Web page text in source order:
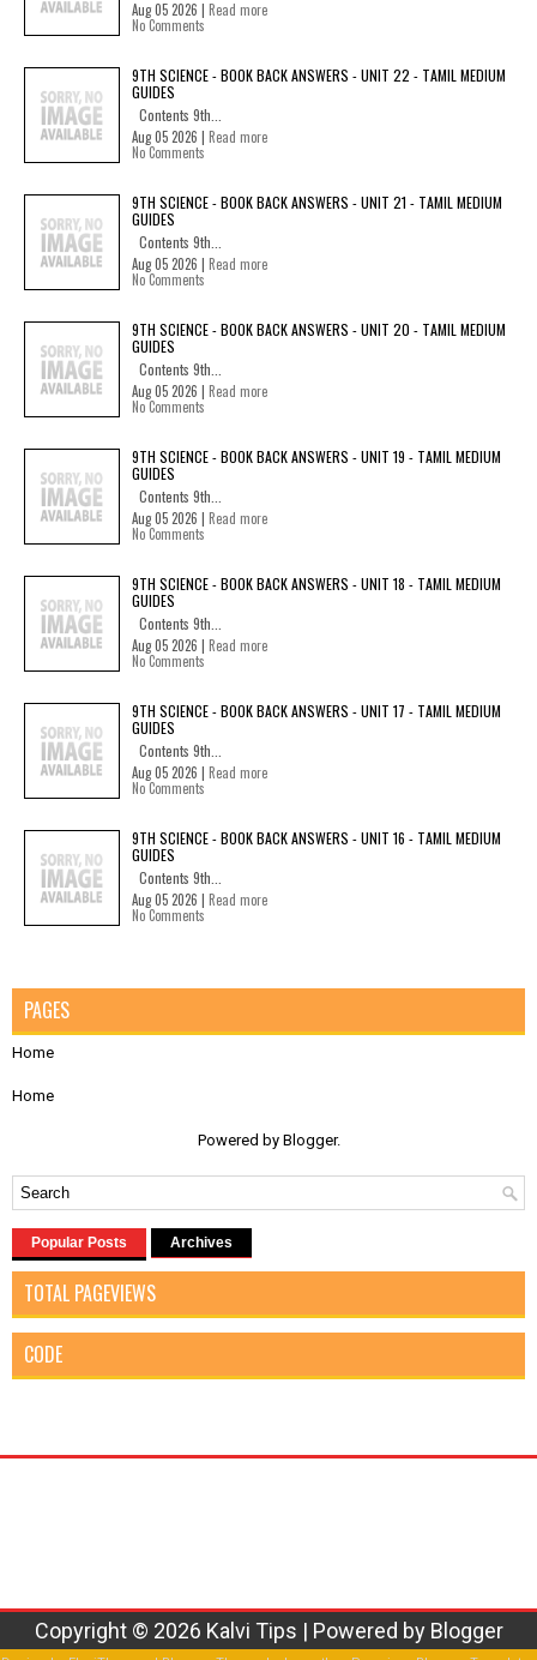
Aug 05 2026 | Read more
No Comments
9TH SCIENCE - BOOK BACK ANSWERS - UNIT 22 - TAMIL MEDIUM
GUIDES
Contents 9th...
Aug 05 2026 | Read more
No Comments
9TH SCIENCE - BOOK BACK ANSWERS - UNIT 21 - TAMIL MEDIUM
GUIDES
Contents 9th...
Aug 05 2026 | Read more
No Comments
9TH SCIENCE - BOOK BACK ANSWERS - UNIT 20 - TAMIL MEDIUM
GUIDES
Contents 9th...
Aug 05 2026 | Read more
No Comments
9TH SCIENCE - BOOK BACK ANSWERS - UNIT 19 - TAMIL MEDIUM
GUIDES
Contents 9th...
Aug 05 2026 | Read more
No Comments
9TH SCIENCE - BOOK BACK ANSWERS - UNIT 18 - TAMIL MEDIUM
GUIDES
Contents 9th...
Aug 05 2026 | Read more
No Comments
9TH SCIENCE - BOOK BACK ANSWERS - UNIT 17 - TAMIL MEDIUM
GUIDES
Contents 9th...
Aug 05 2026 | Read more
No Comments
9TH SCIENCE - BOOK BACK ANSWERS - UNIT 16 - TAMIL MEDIUM
GUIDES
Contents 9th...
Aug 05 2026 | Read more
No Comments
PAGES
Home
Home
Powered by Blogger.
Popular Posts Archives
TOTAL PAGEVIEWS
CODE
Copyright © 2026 Kalvi Tips | Powered by Blogger